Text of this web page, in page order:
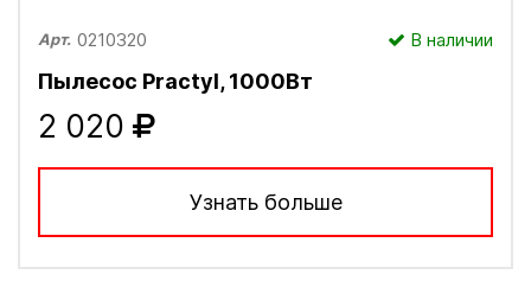
Арт. 0210320 В наличии
Пылесос Practyl, 1000Вт
2 020
Узнать больше